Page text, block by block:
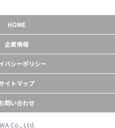
HOME
企業情報
バシーポリシー
イトマップ
問い合わせ
Co., Ltd.